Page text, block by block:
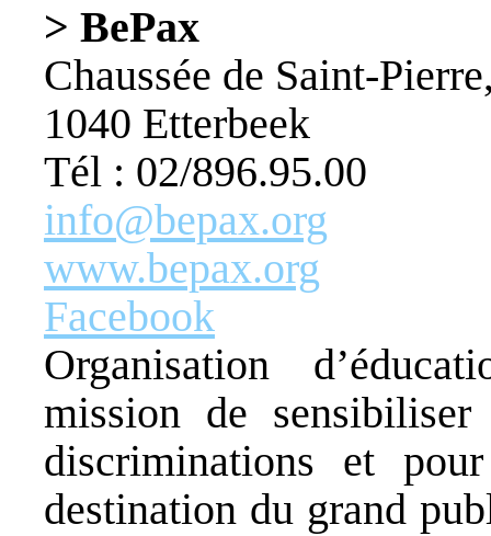
> BePax
Chaussée de Saint-
1040 Etterbeek
Tél : 02/896.95.00
info@bepax.org
www.bepax.org
Facebook
Organisation
mission de
discriminations et
destination du grand